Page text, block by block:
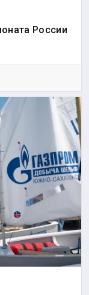
России